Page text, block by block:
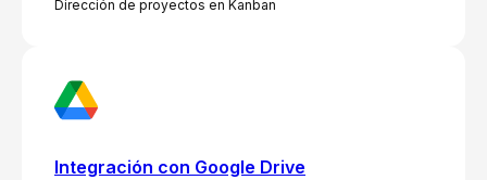
Dirección de proyectos en Kanban
Integración con Google Drive